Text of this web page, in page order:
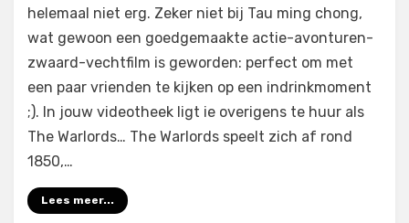
(a.k.a.
The
–
2007)
helemaal niet erg. Zeker niet bij Tau ming chong,
wat gewoon een goedgemaakte actie-avonturen-
zwaard-vechtfilm is geworden: perfect om met
een paar vrienden te kijken op een indrinkmoment
;). In jouw videotheek ligt ie overigens te huur als
The Warlords… The Warlords speelt zich af rond
1850,…
Lees meer...